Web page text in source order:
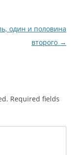
один и половина
второго →
Required fields